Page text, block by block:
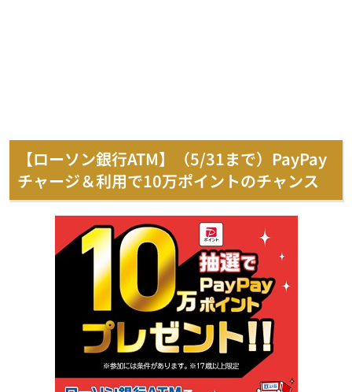
【ローソン銀行ATM】（5/31まで）PayPay
チャージ＆利用で10万ポイントのチャンス